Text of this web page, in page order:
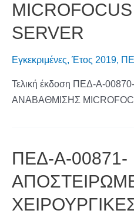
SERVER
Εγκεκριμένες, Έτος 2019,
Τελική έκδοση ΠΕΔ-Α-
ΑΝΑΒΑΘΜΙΣΗΣ
ΠΕΔ-Α-00871-